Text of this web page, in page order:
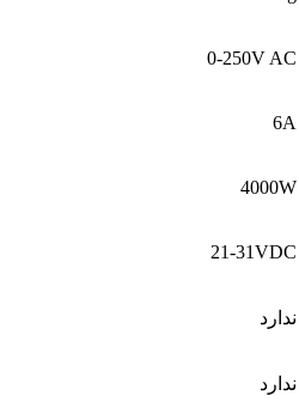
0-250V AC
6A
4000W
21-31VDC
ندارد
ندارد